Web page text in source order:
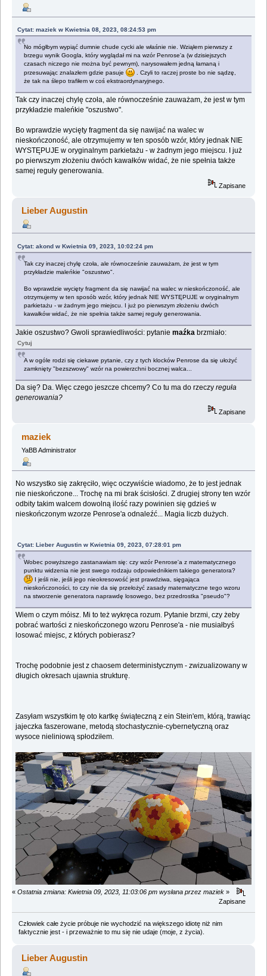
Cytat: maziek w Kwietnia 08, 2023, 08:24:53 pm
No mógłbym wypiąć dumnie chude cycki ale właśnie nie. Wziąłem pierwszy z
brzegu wynik Googla, który wyglądał mi na wzór Penrose'a (w dzisiejszych
czasach niczego nie można być pewnym), narysowałem jedną łamaną i
przesuwając znalazłem gdzie pasuje
. Czyli to raczej proste bo nie sądzę,
że tak na ślepo trafiłem w coś ekstraordynaryjnego.
Tak czy inaczej chylę czoła, ale równocześnie zauważam, że jest w tym
przykładzie maleńkie "oszustwo".
Bo wprawdzie wycięty fragment da się nawijać na walec w
nieskończoność, ale otrzymujemy w ten sposób wzór, który jednak NIE
WYSTĘPUJE w oryginalnym parkietażu - w żadnym jego miejscu. I już
po pierwszym złożeniu dwóch kawałków widać, że nie spełnia także
samej reguły generowania.
Zapisane
Lieber Augustin
Cytat: akond w Kwietnia 09, 2023, 10:02:24 pm
Tak czy inaczej chylę czoła, ale równocześnie zauważam, że jest w tym
przykładzie maleńkie "oszustwo".
Bo wprawdzie wycięty fragment da się nawijać na walec w nieskończoność, ale
otrzymujemy w ten sposób wzór, który jednak NIE WYSTĘPUJE w oryginalnym
parkietażu - w żadnym jego miejscu. I już po pierwszym złożeniu dwóch
kawałków widać, że nie spełnia także samej reguły generowania.
Jakie oszustwo? Gwoli sprawiedliwości: pytaniemaźka brzmiało:
Cytuj
A w ogóle rodzi się ciekawe pytanie, czy z tych klocków Penrose da się ułożyć
zamknięty "bezszwowy" wzór na powierzchni bocznej walca...
Da się? Da. Więc czego jeszcze chcemy? Co tu ma do rzeczyreguła
generowania?
Zapisane
maziek
YaBB Administrator
No wszystko się zakręciło, więc oczywiście wiadomo, że to jest jednak
nie nieskończone... Trochę na mi brak ścisłości. Z drugiej strony ten wzór
odbity takim walcem dowolną ilość razy powinien się gdzieś w
nieskończonym wzorze Penrose'a odnaleźć... Magia liczb dużych.
Cytat: Lieber Augustin w Kwietnia 09, 2023, 07:28:01 pm
Wobec powyższego zastanawiam się: czy wzór Penrose'a z matematycznego
punktu widzenia nie jest swego rodzaju odpowiednikiem takiego generatora?
I jeśli nie, jeśli jego nieokresowość jest prawdziwa, sięgająca
nieskończoności, to czy nie da się przełożyć zasady matematyczne tego wzoru
na stworzenie generatora naprawdę losowego, bez przedrostka "pseudo"?
Wiem o czym móisz. Mi to też wykręca rozum. Pytanie brzmi, czy żeby
pobrać wartości z nieskończonego wzoru Penrose'a - nie musiałbyś
losować miejsc, z których pobierasz?
Trochę podobnie jest z chaosem deterministycznym - zwizualizowany w
długich okresach ujawnia strukturę.
Zasyłam wszystkim tę oto kartkę świąteczną z ein Stein'em, którą, trawiąc
jajeczka faszerowane, metodą stochastycznie-cybernetyczną oraz
wysoce nieliniową spłodziłem.
« Ostatnia zmiana: Kwietnia 09, 2023, 11:03:06 pm wysłana przez maziek »
Zapisane
Człowiek całe życie próbuje nie wychodzić na większego idiotę niż nim
faktycznie jest - i przeważnie to mu się nie udaje (moje, z życia).
Lieber Augustin